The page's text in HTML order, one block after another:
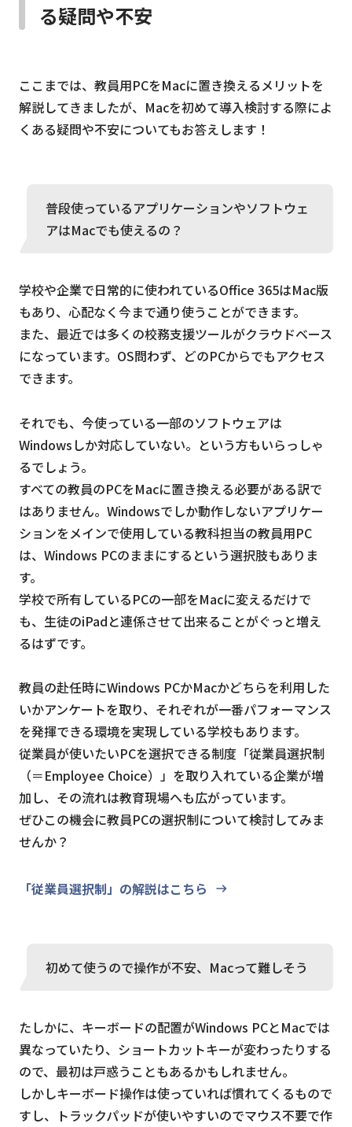
る疑問や不安
ここまでは、教員用PCをMacに置き換えるメリットを
解説してきましたが、Macを初めて導入検討する際によ
くある疑問や不安についてもお答えします！
普段使っているアプリケーションやソフトウェ
アはMacでも使えるの？
学校や企業で日常的に使われているOffice 365はMac版
もあり、心配なく今まで通り使うことができます。
また、最近では多くの校務支援ツールがクラウドベース
になっています。OS問わず、どのPCからでもアクセス
できます。
それでも、今使っている一部のソフトウェアは
Windowsしか対応していない。という方もいらっしゃ
るでしょう。
すべての教員のPCをMacに置き換える必要がある訳で
はありません。Windowsでしか動作しないアプリケー
ションをメインで使用している教科担当の教員用PC
は、Windows PCのままにするという選択肢もありま
す。
学校で所有しているPCの一部をMacに変えるだけで
も、生徒のiPadと連係させて出来ることがぐっと増え
るはずです。
教員の赴任時にWindows PCかMacかどちらを利用した
いかアンケートを取り、それぞれが一番パフォーマンス
を発揮できる環境を実現している学校もあります。
従業員が使いたいPCを選択できる制度「従業員選択制
（＝Employee Choice）」を取り入れている企業が増
加し、その流れは教育現場へも広がっています。
ぜひこの機会に教員PCの選択制について検討してみま
せんか？
「従業員選択制」の解説はこちら
初めて使うので操作が不安、Macって難しそう
たしかに、キーボードの配置がWindows PCとMacでは
異なっていたり、ショートカットキーが変わったりする
ので、最初は戸惑うこともあるかもしれません。
しかしキーボード操作は使っていれば慣れてくるもので
すし、トラックパッドが使いやすいのでマウス不要で作